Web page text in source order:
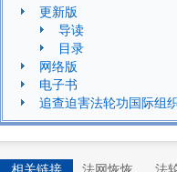
更新版
导读
目录
网络版
电子书
追查迫害法轮功国际组
相关链接 法网恢恢 法